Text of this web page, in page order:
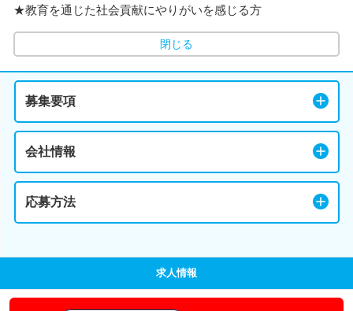
★教育を通じた社会貢献にやりがいを感じる方
閉じる
募集要項
会社情報
応募方法
求人情報